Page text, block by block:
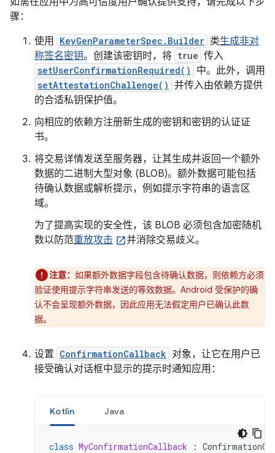
骤：
使用
KeyGenParameterSpec.Builder 类生成非对
称签名密钥。创建该密钥时，将 true 传入
setUserConfirmationRequired() 中。此外，调用
setAttestationChallenge() 并传入由依赖方提供
的合适私钥保护值。
向相应的依赖方注册新生成的密钥和密钥的认证证
书。
将交易详情发送至服务器，让其生成并返回一个额外
数据的二进制大型对象 (BLOB)。 额外数据可能包括
待确认数据或解析提示，例如提示字符串的语言区
域。
为了提高实现的安全性，该 BLOB 必须包含加密随机
数以防范重放攻击 并消除交易歧义。
注意： 如果额外数据字段包含待确认数据，则依赖方必须
验证使用提示字符串发送的等效数据。Android 受保护的确
认不会呈现额外数据，因此应用无法假定用户已确认此数
据。
设置 ConfirmationCallback 对象，让它在用户已
接受确认对话框中显示的提示时通知应用：
Kotlin Java
class MyConfirmationCallback :